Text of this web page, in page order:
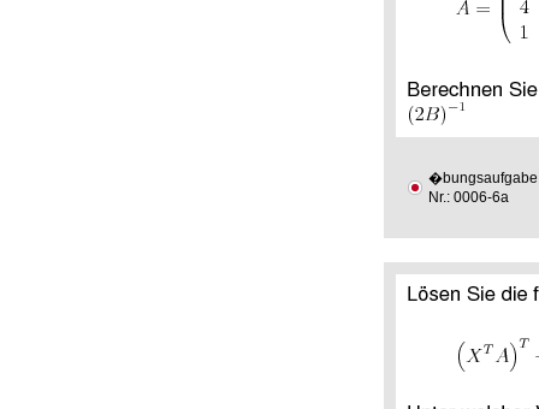
�bungsaufgabe
Nr.: 0006-6a